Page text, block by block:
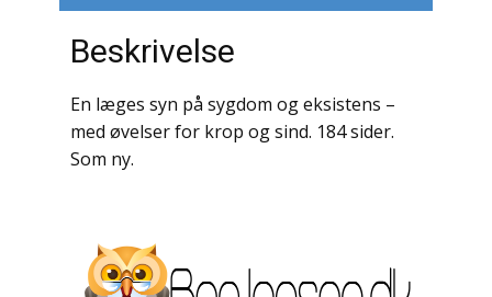
Krige / Slag
Krop / Sind
Kunst
Litteraturhistorie
Beskrivelse
En læges syn på sygdom og eksistens –
med øvelser for krop og sind. 184 sider.
Som ny.